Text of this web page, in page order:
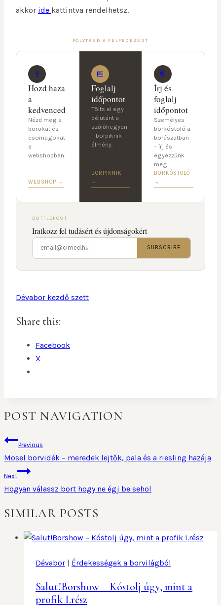
akkor ide kattintva rendelhetsz.
FOLYTASD A FELFEDEZÉST
🍷
Hozd haza
a
kedvenced
Nézd meg a
borokat és
csomagokat
a
webshopban.
WEBSHOP →
📅
Foglalj
időpontot
Tölts el egy
délutánt a
szőlőhegyen
– borpiknik
élmény.
BORPIKNIK
→
🥂
Írj és
foglalj
időpontot
Személyes
borkóstoló a
borászatban
– írj és
egyezzünk
meg.
BORKÓSTOLÓ
→
BOTTLEPOST
Iratkozz fel tudásért és újdonságokért
SUBSCRIBE
Dévabor kezdő szett
Share this:
Facebook
X
POST NAVIGATION
Previous
Mosel borvidék – meredek lejtők, pala és a riesling hazája
Next
Hogyan válassz bort hogy ne égj be sehol
SIMILAR POSTS
Dévabor | Érdekességek a borvilágból
Salut!Borshow – Kóstolj úgy, mint a
profik I.rész